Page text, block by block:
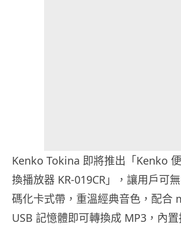
Kenko Tokina 即將推出「Kenko
換播放器 KR-019CR」，讓用戶可
碼化卡式帶，重溫經典音色，配合
USB 記憶體即可轉換成 MP3，內